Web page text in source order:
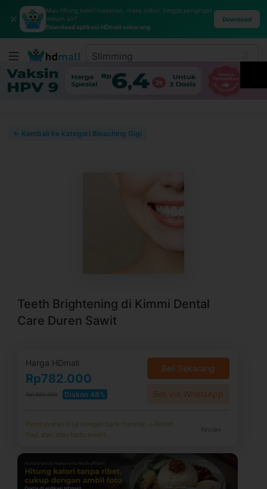
✕
Mau hitung kalori makanan, masa subur, hingga pengingat
minum air?
Download aplikasi HDmall sekarang
Download
← Kembali ke kategori Bleaching Gigi
Teeth Brightening di Kimmi Dental
Care Duren Sawit
Harga HDmall
Rp782.000
Rp1.500.000 Diskon 48%
Beli Sekarang
Beli via WhatsApp
Pembayaran bisa dengan bank transfer, e-Wallet,
PayLater, atau kartu kredit.
Rincian